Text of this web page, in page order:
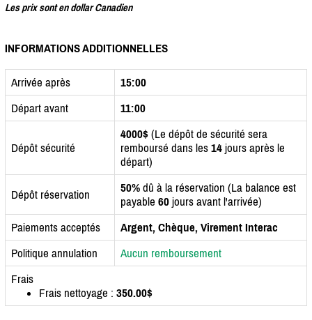
Les prix sont en dollar Canadien
INFORMATIONS ADDITIONNELLES
Arrivée après
15:00
Départ avant
11:00
Dépôt sécurité
4000$ (Le dépôt de sécurité sera
remboursé dans les 14 jours après le
départ)
Dépôt réservation 50% dû à la réservation (La balance est
payable 60 jours avant l'arrivée)
Paiements acceptés
Argent, Chèque, Virement Interac
Politique annulation
Aucun remboursement
Frais
Frais nettoyage : 350.00$